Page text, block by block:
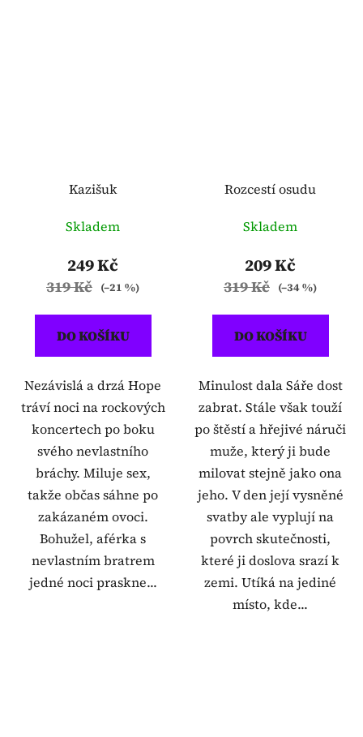
Kazišuk
Skladem
249 Kč
319 Kč (–21 %)
DO KOŠÍKU
Nezávislá a drzá Hope
tráví noci na rockových
koncertech po boku
svého nevlastního
bráchy. Miluje sex,
takže občas sáhne po
zakázaném ovoci.
Bohužel, aférka s
nevlastním bratrem
jedné noci praskne...
Rozcestí osudu
Skladem
209 Kč
319 Kč (–34 %)
DO KOŠÍKU
Minulost dala Sáře dost
zabrat. Stále však touží
po štěstí a hřejivé náruči
muže, který ji bude
milovat stejně jako ona
jeho. V den její vysněné
svatby ale vyplují na
povrch skutečnosti,
které ji doslova srazí k
zemi. Utíká na jediné
místo, kde...